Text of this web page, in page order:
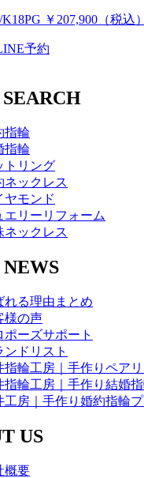
￥207,900（税込）
予約
指輪
指輪
トリング
ネックレス
ヤモンド
エリーリフォーム
ネックレス
NEWS
れる理由まとめ
様の声
ポーズサポート
ンドリスト
指輪工房｜手作りペア
指輪工房｜手作り結婚
工房｜手作り婚約指輪
US
概要